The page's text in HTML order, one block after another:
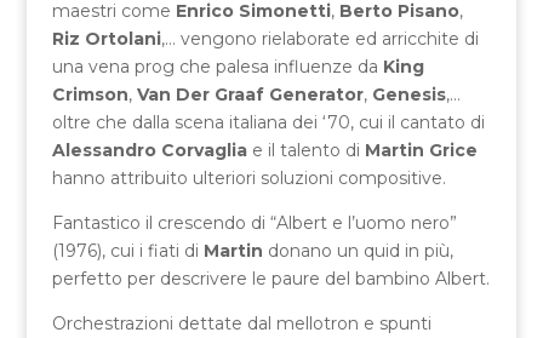
maestri come Enrico Simonetti, Berto Pisano,
Riz Ortolani,… vengono rielaborate ed arricchite di
una vena prog che palesa influenze da King
Crimson, Van Der Graaf Generator, Genesis,…
oltre che dalla scena italiana dei ‘70, cui il cantato di
Alessandro Corvagliae il talento di Martin Grice
hanno attribuito ulteriori soluzioni compositive.
Fantastico il crescendo di “Albert e l’uomo nero”
(1976), cui i fiati di Martin donano un quid in più,
perfetto per descrivere le paure del bambino Albert.
Orchestrazioni dettate dal mellotron e spunti